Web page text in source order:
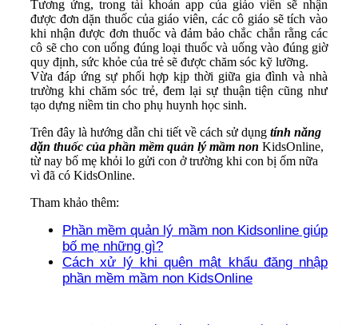
Tương ứng, trong tài khoản app của giáo viên sẽ nhận
được đơn dặn thuốc của giáo viên, các cô giáo sẽ tích vào
khi nhận được đơn thuốc và đảm bảo chắc chắn rằng các
cô sẽ cho con uống đúng loại thuốc và uống vào đúng giờ
quy định, sức khỏe của trẻ sẽ được chăm sóc kỹ lưỡng.
Vừa đáp ứng sự phối hợp kịp thời giữa gia đình và nhà
trường khi chăm sóc trẻ, đem lại sự thuận tiện cũng như
tạo dựng niềm tin cho phụ huynh học sinh.
Trên đây là hướng dẫn chi tiết về cách sử dụng tính năng
dặn thuốc của phần mềm quản lý mầm non KidsOnline,
từ nay bố mẹ khỏi lo gửi con ở trường khi con bị ốm nữa
vì đã có KidsOnline.
Tham khảo thêm:
Phần mềm quản lý mầm non Kidsonline giúp
bố mẹ những gì?
Cách xử lý khi quên mật khẩu đăng nhập
phần mềm mầm non KidsOnline